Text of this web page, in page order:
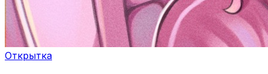
Открытка